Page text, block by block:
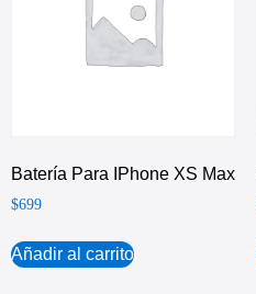
Batería Para IPhone XS Max
$699
Añadir al carrito